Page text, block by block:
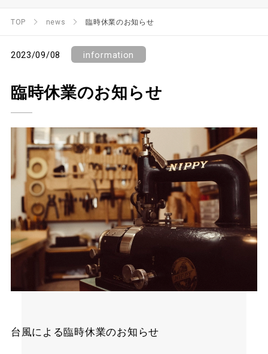
TOP news 臨時休業のお知らせ
2023/09/08 information
臨時休業のお知らせ
台風による臨時休業のお知らせ